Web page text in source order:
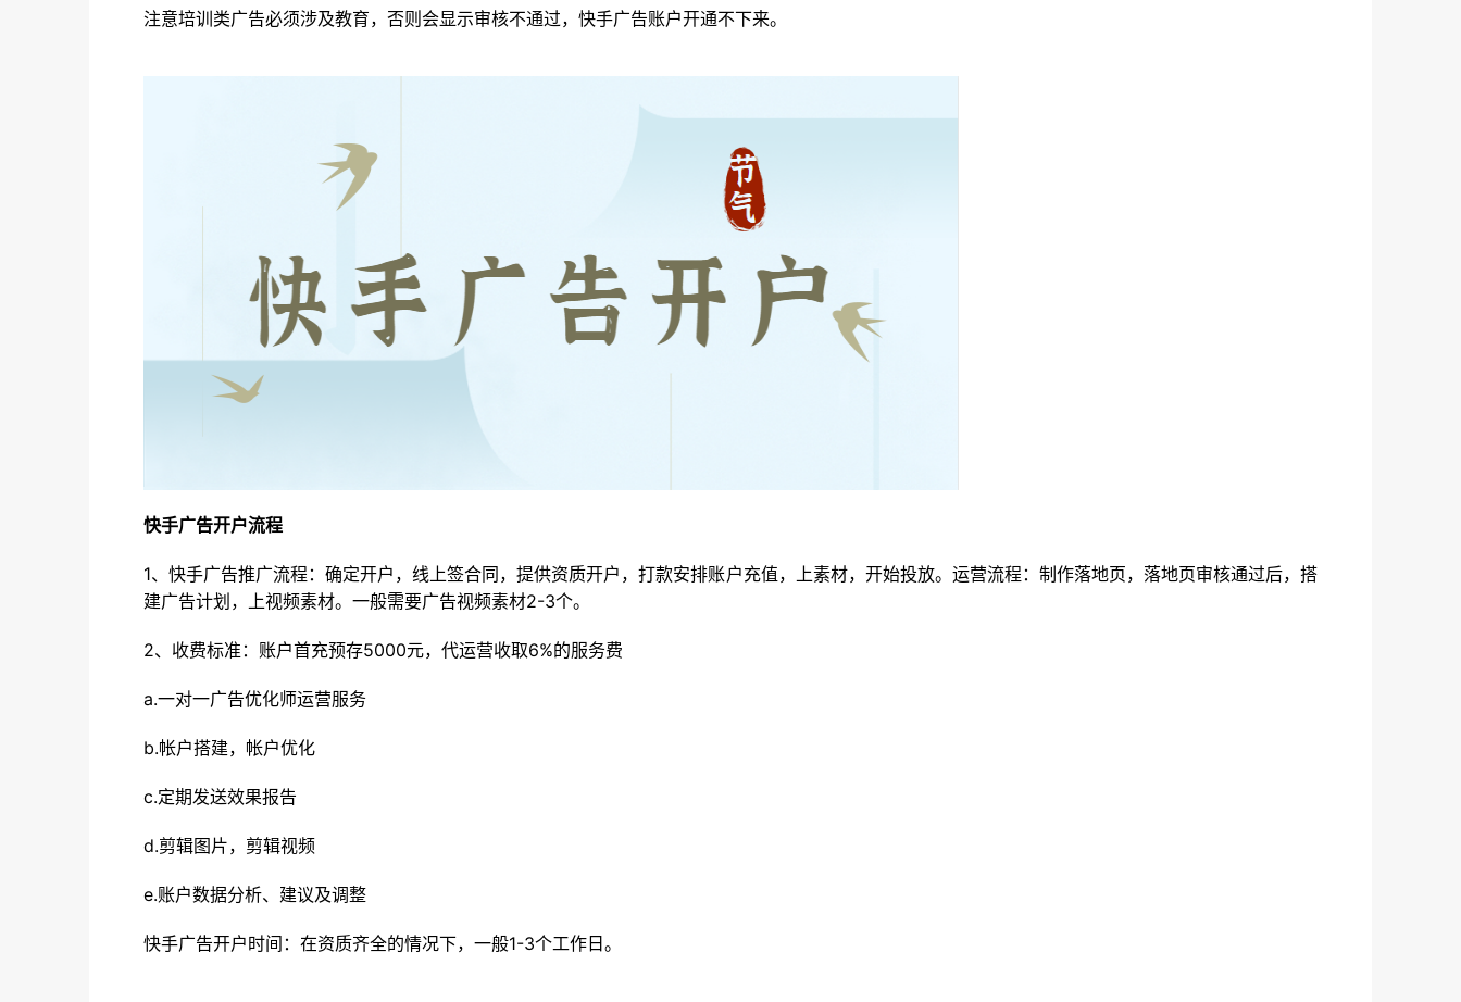
注意培训类广告必须涉及教育，否则会显示审核不通过，快手广告账户开通不下来。
快手广告开户流程
1、快手广告推广流程：确定开户，线上签合同，提供资质开户，打款安排账户充值，上素材，开始投放。运营流程：制作落地页，落地页审核通过后，搭
建广告计划，上视频素材。一般需要广告视频素材2-3个。
2、收费标准：账户首充预存5000元，代运营收取6%的服务费
a.一对一广告优化师运营服务
b.帐户搭建，帐户优化
c.定期发送效果报告
d.剪辑图片，剪辑视频
e.账户数据分析、建议及调整
快手广告开户时间：在资质齐全的情况下，一般1-3个工作日。